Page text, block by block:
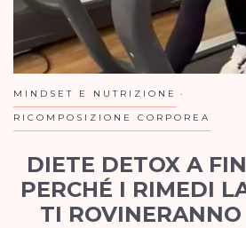
MINDSET E NUTRIZIONE
RICOMPOSIZIONE CORPOREA
DIETE DETOX A
PERCHÉ I RIMEDI
TI ROVINERANNO